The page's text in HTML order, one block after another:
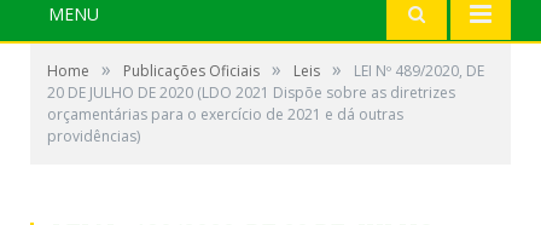
MENU
Home » Publicações Oficiais » Leis »
LEI Nº 489/2020, DE
20 DE JULHO DE 2020 (LDO 2021 Dispõe sobre as diretrizes
orçamentárias para o exercício de 2021 e dá outras
providências)